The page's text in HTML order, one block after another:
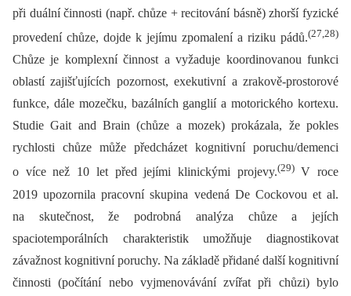
při duální činnosti (např. chůze + recitování básně) zhorší fyzické
provedení chůze, dojde k jejímu zpomalení a riziku pádů.(27,28)
Chůze je komplexní činnost a vyžaduje koordinovanou funkci
oblastí zajišťujících pozornost, exekutivní a zrakově-prostorové
funkce, dále mozečku, bazálních ganglií a motorického kortexu.
Studie Gait and Brain (chůze a mozek) prokázala, že pokles
rychlosti chůze může předcházet kognitivní poruchu/demenci
o více než 10 let před jejími klinickými projevy.(29)V roce
2019 upozornila pracovní skupina vedená De Cockovou et al.
na skutečnost, že podrobná analýza chůze a jejích
spaciotemporálních charakteristik umožňuje diagnostikovat
závažnost kognitivní poruchy. Na základě přidané další kognitivní
činnosti (počítání nebo vyjmenovávání zvířat při chůzi) bylo